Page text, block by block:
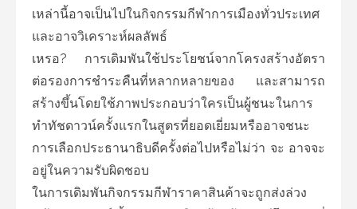
เหล่านี้อาจเป็นไปในกิจกรรมกีฬาการเมืองทั่วประเทศ
และอาจวิเคราะห์ผลลัพธ์
เหรอ? การเดิมพันใช้ประโยชน์จากโครงสร้างอัตรา
ต่อรองการชำระคืนที่หลากหลายของ และสามารถ
สร้างขึ้นโดยใช้ภาพประกอบว่าใครเป็นผู้ชนะในการ
ทำทัชดาวน์ครั้งแรกในสูตรที่ยอดเยี่ยมหรืออาจชนะ
การเลือกประธานาธิบดีครั้งต่อไปหรือไม่ว่า จะ อาจจะ
อยู่ในความรับผิดชอบ
ในการเดิมพันกิจกรรมกีฬาราคาสินค้าจะถูกส่งล่วง